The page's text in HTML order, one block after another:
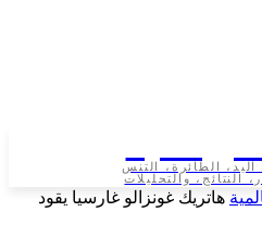
التنس
والتحليلات
غونزالو غارسيا يقود